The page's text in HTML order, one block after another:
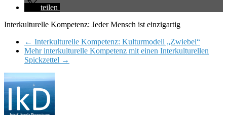
teilen
Interkulturelle Kompetenz: Jeder Mensch ist einzigartig
← Interkulturelle Kompetenz: Kulturmodell „Zwiebel“
Mehr interkulturelle Kompetenz mit einen Interkulturellen
Spickzettel →